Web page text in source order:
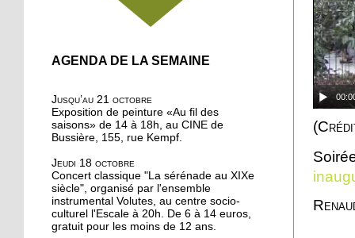
On a testé pour vous : la
marche méditative dans
Au nord de la Robertsau,
on apprend à méditer
Bouffée d'oxygène aux
jardins partagés de la
Robertsau
16 octobre 2018
AGENDA DE LA SEMAINE
Jusqu’au 21 octobre
Exposition de peinture «Au fil des
saisons» de 14 à 18h, au CINE de
Bussière, 155, rue Kempf.
Jeudi 18 octobre
Concert classique "La sérénade au XIXe
siècle", organisé par l'ensemble
instrumental Volutes, au centre socio-
culturel l'Escale à 20h. De 6 à 14 euros,
gratuit pour les moins de 12 ans.